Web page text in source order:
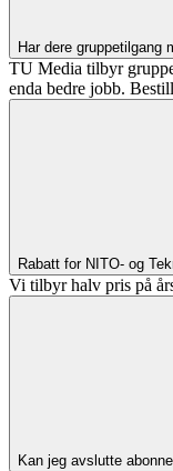
Har dere gruppetilgang
TU Media tilbyr
enda bedre jobb.
Rabatt for NITO- og
Vi tilbyr halv pris på
Kan jeg avslutte